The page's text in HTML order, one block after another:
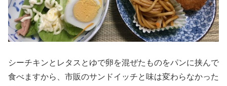
シーチキンとレタスとゆで卵を混ぜたものをパンに挟んで
食べますから、市販のサンドイッチと味は変わらなかった